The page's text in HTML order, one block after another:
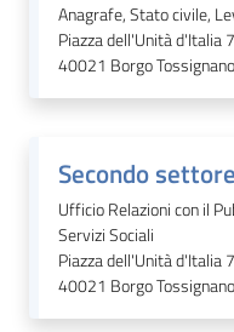
Anagrafe, Stato civile,
Piazza dell'Unità d'Italia 7
40021 Borgo Tossignano
Secondo settore
Ufficio Relazioni con il
Servizi Sociali
Piazza dell'Unità d'Italia 7
40021 Borgo Tossignano